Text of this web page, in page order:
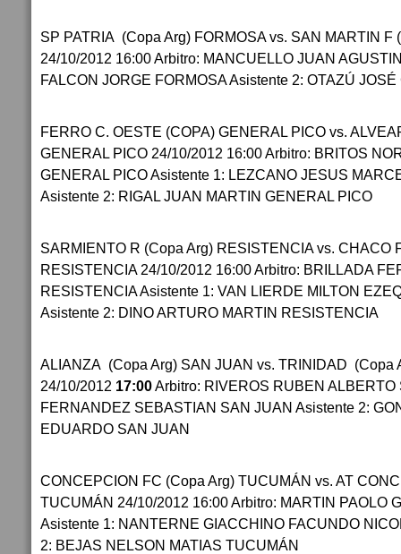
SP PATRIA (Copa Arg) FORMOSA vs. SAN MARTIN F
24/10/2012 16:00 Arbitro: MANCUELLO JUAN
FALCON JORGE FORMOSA Asistente 2: OTAZÚ
FERRO C. OESTE (COPA) GENERAL PICO vs.
GENERAL PICO 24/10/2012 16:00 Arbitro: BRITOS
GENERAL PICO Asistente 1: LEZCANO JESUS
Asistente 2: RIGAL JUAN MARTIN GENERAL PICO
SARMIENTO R (Copa Arg) RESISTENCIA vs. CHACO
RESISTENCIA 24/10/2012 16:00 Arbitro: BRILLADA
RESISTENCIA Asistente 1: VAN LIERDE MILTON
Asistente 2: DINO ARTURO MARTIN RESISTENCIA
ALIANZA (Copa Arg) SAN JUAN vs. TRINIDAD (Copa
24/10/2012 17:00Arbitro: RIVEROS RUBEN ALBERTO
FERNANDEZ SEBASTIAN SAN JUAN Asistente 2:
EDUARDO SAN JUAN
CONCEPCION FC (Copa Arg) TUCUMÁN vs. AT
TUCUMÁN 24/10/2012 16:00 Arbitro: MARTIN PAOLO
Asistente 1: NANTERNE GIACCHINO FACUNDO
2: BEJAS NELSON MATIAS TUCUMÁN